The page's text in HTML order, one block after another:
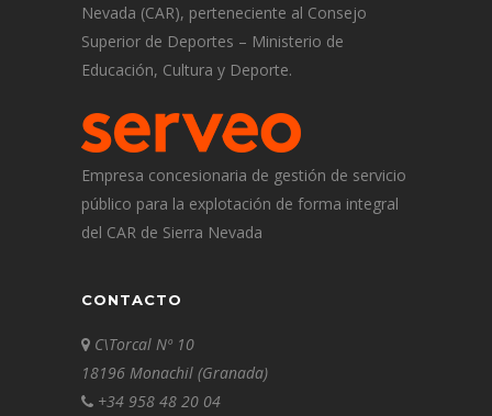
Nevada (CAR), perteneciente al Consejo
Superior de Deportes – Ministerio de
Educación, Cultura y Deporte.
Empresa concesionaria de gestión de servicio
público para la explotación de forma integral
del CAR de Sierra Nevada
CONTACTO
C\Torcal Nº 10
18196 Monachil (Granada)
+34 958 48 20 04